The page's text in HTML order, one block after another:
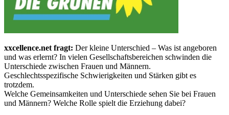
xxcellence.net fragt: Der kleine Unterschied – Was ist angeboren
und was erlernt? In vielen Gesellschaftsbereichen schwinden die
Unterschiede zwischen Frauen und Männern.
Geschlechtsspezifische Schwierigkeiten und Stärken gibt es
trotzdem.
Welche Gemeinsamkeiten und Unterschiede sehen Sie bei Frauen
und Männern? Welche Rolle spielt die Erziehung dabei?